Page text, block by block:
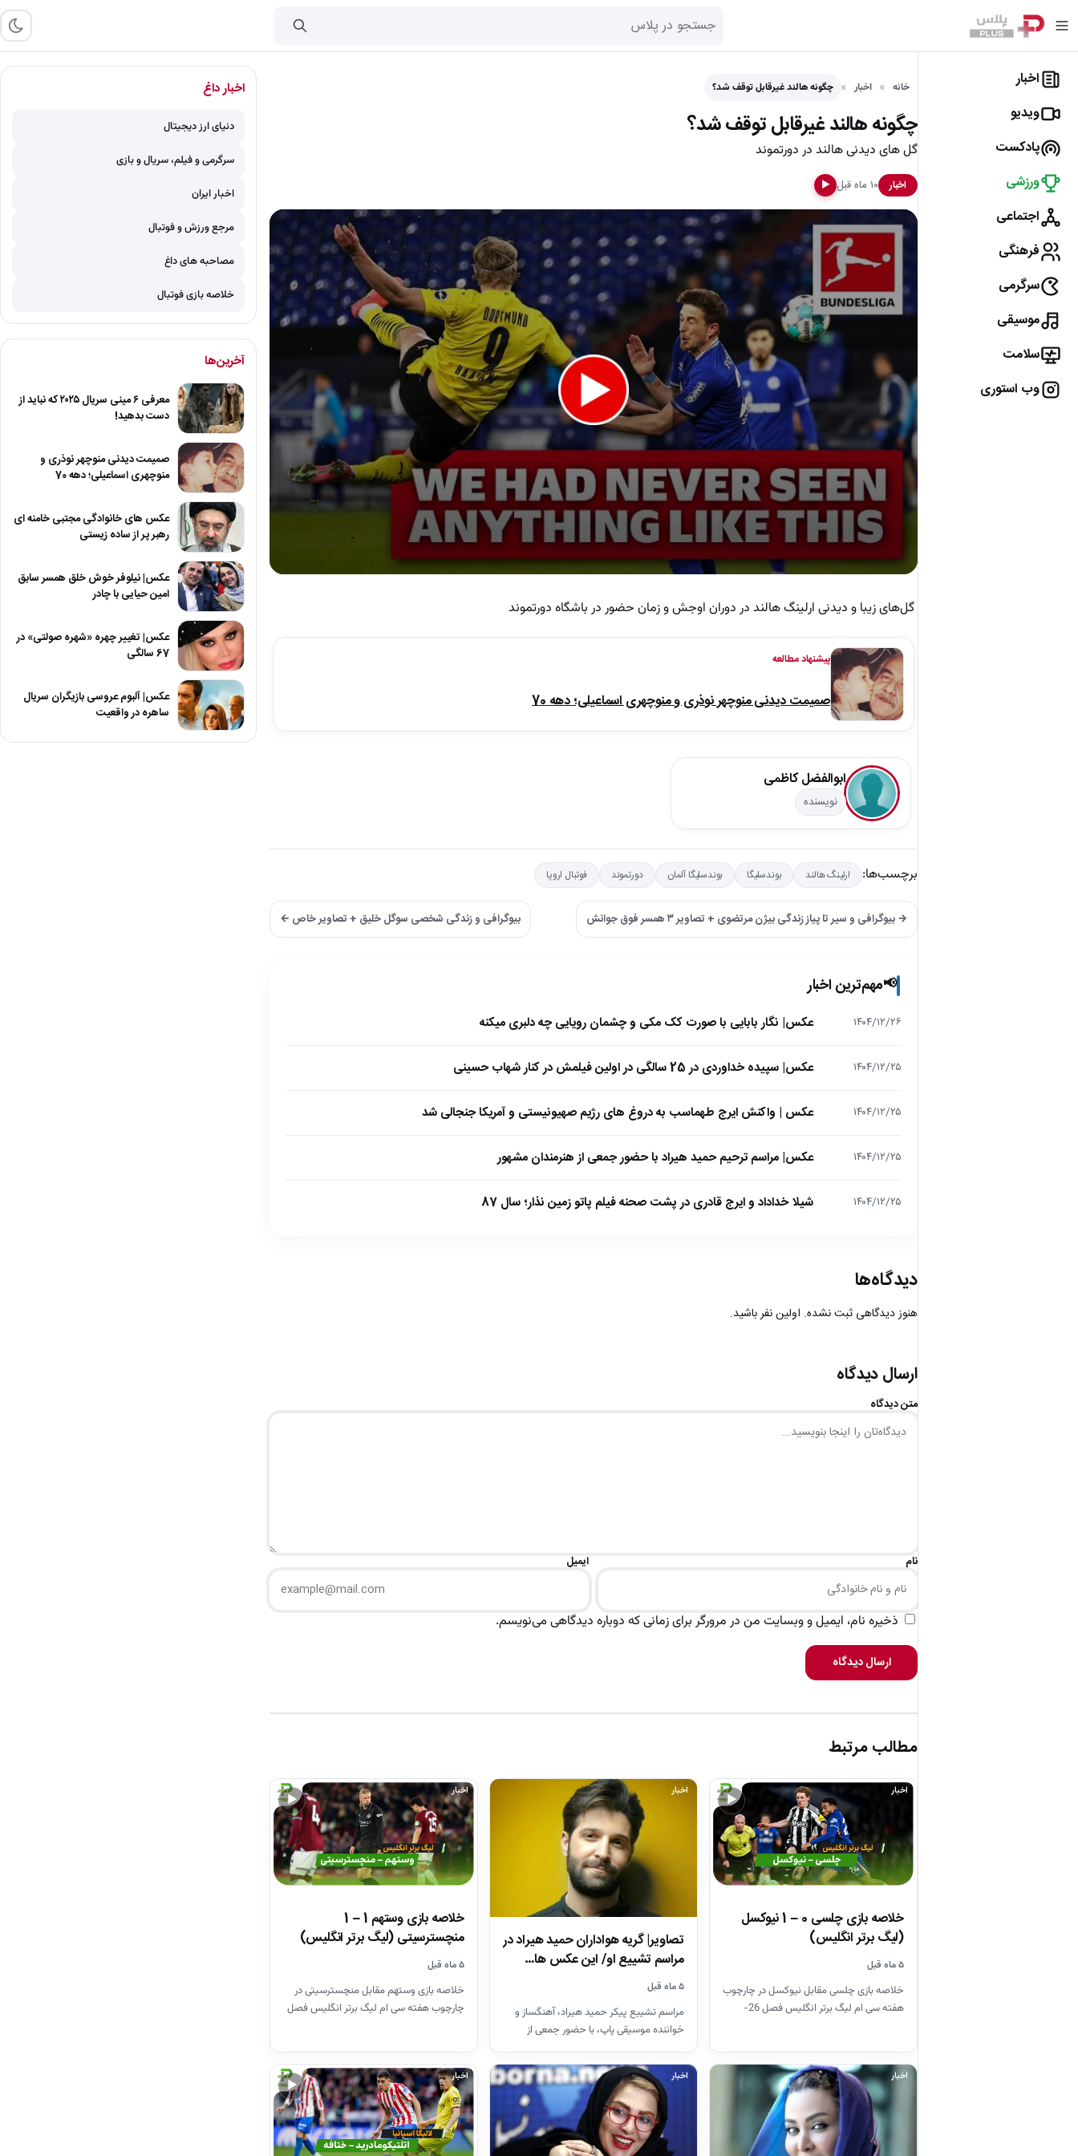
اخبار
ویدیو
پادکست
ورزشی
اجتماعی
فرهنگی
سرگرمی
موسیقی
سلامت
وب استوری
خانه اخبار چگونه هالند غیرقابل توقف شد؟
چگونه هالند غیرقابل توقف شد؟
گل های دیدنی هالند در دورتموند
اخبار ۱۰ ماه قبل ▶
57
گل‌های زیبا و دیدنی ارلینگ هالند در دوران اوجش و زمان حضور در باشگاه دورتموند
پیشنهاد مطالعه
صمیمت دیدنی منوچهر نوذری و منوچهری اسماعیلی؛ دهه 70
ابوالفضل کاظمی
نویسنده
برچسب‌ها: ارلینگ هالند بوندسلیگا بوندسلیگا آلمان دورتموند فوتبال اروپا
→ بیوگرافی و سیر تا پیاز زندگی بیژن مرتضوی + تصاویر ۳ همسر فوق جوانش بیوگرافی و زندگی شخصی سوگل خلیق + تصاویر خاص ←
📢مهم‌ترین اخبار
۱۴۰۴/۱۲/۲۶ عکس| نگار بابایی با صورت کک مکی و چشمان رویایی چه دلبری میکنه
۱۴۰۴/۱۲/۲۵ عکس| سپیده خداوردی در 25 سالگی در اولین فیلمش در کنار شهاب حسینی
۱۴۰۴/۱۲/۲۵ عکس | واکنش ایرج طهماسب به دروغ های رژیم صهیونیستی و آمریکا جنجالی شد
۱۴۰۴/۱۲/۲۵ عکس| مراسم ترحیم حمید هیراد با حضور جمعی از هنرمندان مشهور
۱۴۰۴/۱۲/۲۵ شیلا خداداد و ایرج قادری در پشت صحنه فیلم پاتو زمین نذار؛ سال 87
دیدگاه‌ها
هنوز دیدگاهی ثبت نشده. اولین نفر باشید.
ارسال دیدگاه
متن دیدگاه
نام ایمیل
ذخیره نام، ایمیل و وبسایت من در مرورگر برای زمانی که دوباره دیدگاهی می‌نویسم.
ارسال دیدگاه
مطالب مرتبط
▶
اخبار
خلاصه بازی چلسی 0 – 1 نیوکسل
(لیگ برتر انگلیس)
۵ ماه قبل
خلاصه بازی چلسی مقابل نیوکسل در چارچوب
هفته سی ام لیگ برتر انگلیس فصل 26-
اخبار
تصاویر| گریه هواداران حمید هیراد در
مراسم تشییع او/ این عکس ها…
۵ ماه قبل
مراسم تشییع پیکر حمید هیراد، آهنگساز و
خواننده موسیقی پاپ، با حضور جمعی از
▶
اخبار
خلاصه بازی وستهم 1 – 1
منچسترسیتی (لیگ برتر انگلیس)
۵ ماه قبل
خلاصه بازی وستهم مقابل منچسترسیتی در
چارچوب هفته سی ام لیگ برتر انگلیس فصل
اخبار اخبار
▶
اخبار
اخبار داغ
دنیای ارز دیجیتال
سرگرمی و فیلم، سریال و بازی
اخبار ایران
مرجع ورزش و فوتبال
مصاحبه های داغ
خلاصه بازی فوتبال
آخرین‌ها
معرفی ۶ مینی سریال ۲۰۲۵ که نباید از
دست بدهید!
صمیمت دیدنی منوچهر نوذری و
منوچهری اسماعیلی؛ دهه 70
عکس های خانوادگی مجتبی خامنه ای
رهبر پر از ساده زیستی
عکس| نیلوفر خوش خلق همسر سابق
امین حیایی با چادر
عکس| تغییر چهره «شهره صولتی» در
67 سالگی
عکس| آلبوم عروسی بازیگران سریال
ساهره در واقعیت